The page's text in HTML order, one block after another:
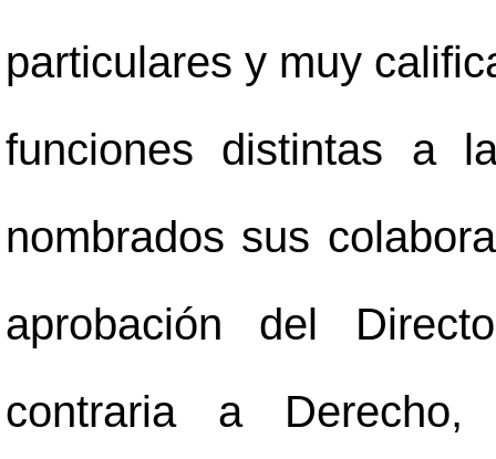
particulares y muy
funciones distintas a
nombrados sus
aprobación del
contraria a